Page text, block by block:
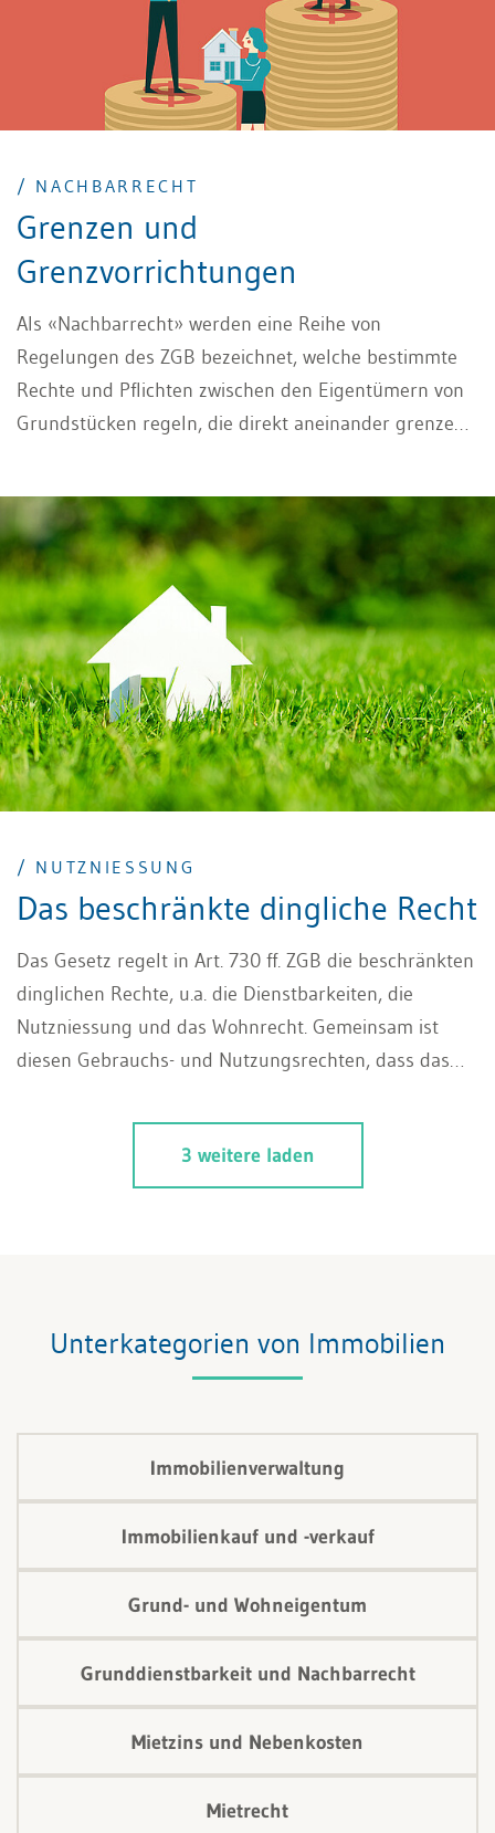
/ NACHBARRECHT
Grenzen und
Grenzvorrichtungen
Als «Nachbarrecht» werden eine Reihe von
Regelungen des ZGB bezeichnet, welche bestimmte
Rechte und Pflichten zwischen den Eigentümern von
Grundstücken regeln, die direkt aneinander grenzen
/ NUTZNIESSUNG
Das beschränkte dingliche Recht
Das Gesetz regelt in Art. 730 ff. ZGB die beschränkten
dinglichen Rechte, u.a. die Dienstbarkeiten, die
Nutzniessung und das Wohnrecht. Gemeinsam ist
diesen Gebrauchs- und Nutzungsrechten, dass das
Person zufällt als die entsprechende Dienstbarkeit.
Inhaltlich ist zu unterscheiden: Die Grund- und
Personaldienstbarkeiten erlauben die Nutzung eines
Genuss des Gegenstandes. Beim Wohnrecht besteht
3 weitere laden
Unterkategorien von Immobilien
Immobilienverwaltung
Immobilienkauf und -verkauf
Grund- und Wohneigentum
Grunddienstbarkeit und Nachbarrecht
Mietzins und Nebenkosten
Mietrecht